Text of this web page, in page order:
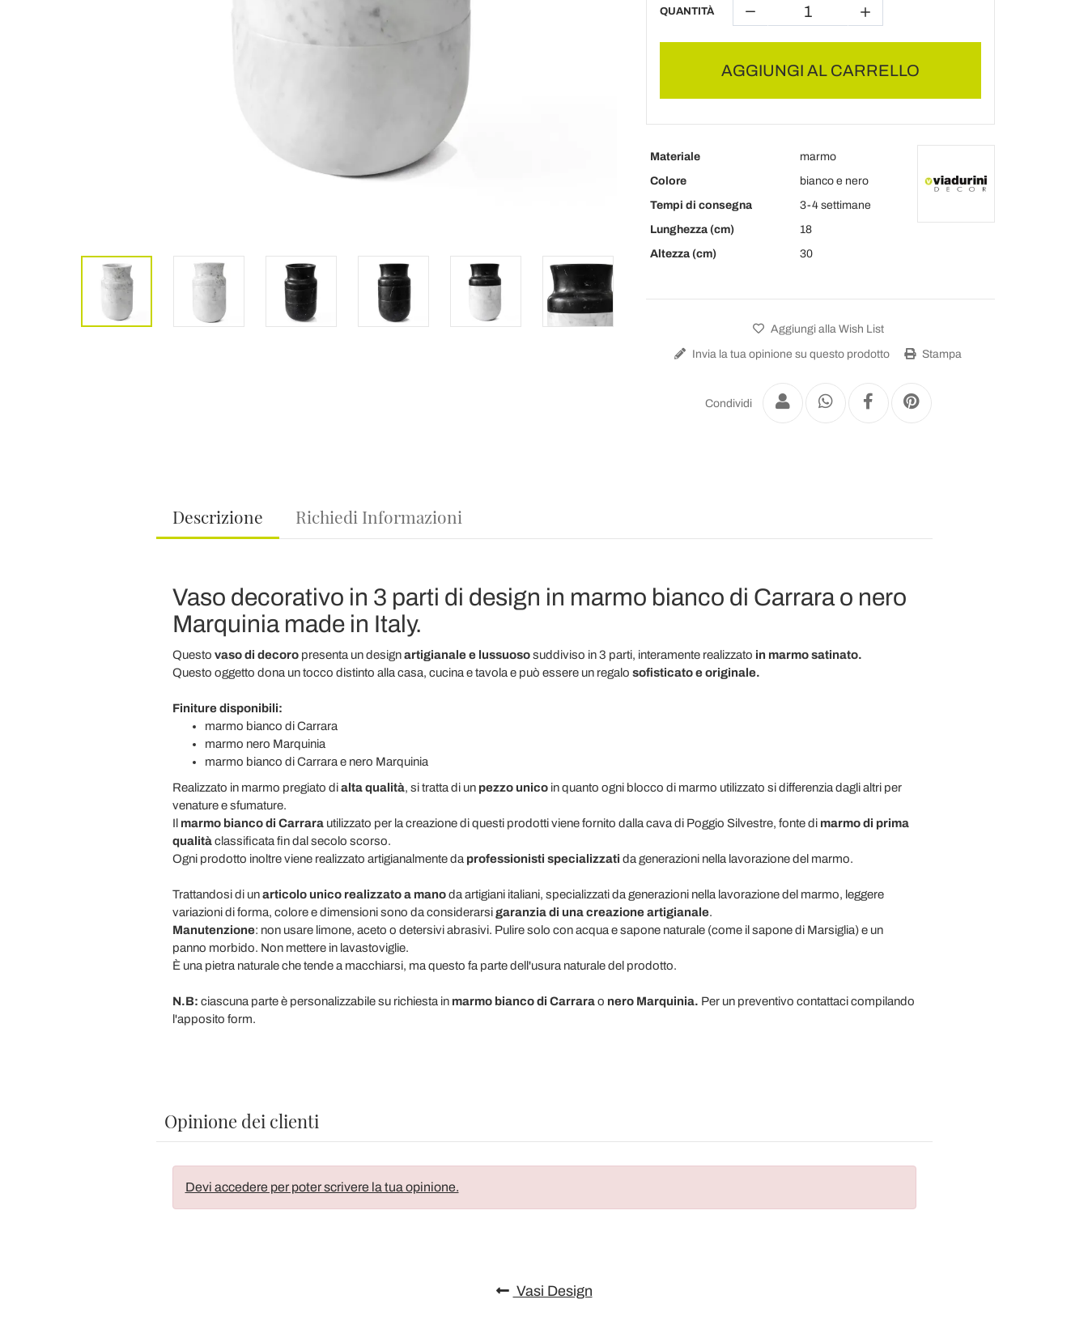
QUANTITÀ
AGGIUNGI AL CARRELLO
Materiale
marmo
Colore
bianco e nero
Tempi di consegna
3-4 settimane
Lunghezza (cm)
18
Altezza (cm)
30
Aggiungi alla Wish List
Invia la tua opinione su questo prodotto Stampa
Condividi
Descrizione Richiedi Informazioni
Vaso decorativo in 3 parti di design in marmo bianco di Carrara o nero
Marquinia made in Italy.
Questo vaso di decoropresenta un designartigianale e lussuososuddiviso in 3 parti, interamente realizzato in marmo satinato.
Questo oggetto dona un tocco distinto alla casa, cucina e tavola e può essere un regalo sofisticato e originale.
Finiture disponibili:
marmo bianco di Carrara
marmo nero Marquinia
marmo bianco di Carrara e nero Marquinia
Realizzato in marmo pregiato dialta qualità, si tratta di un pezzo unico in quanto ogni blocco di marmo utilizzato si differenzia dagli altri per
venature e sfumature.
Il marmo bianco di Carrarautilizzato per la creazione di questi prodotti viene fornito dalla cava di Poggio Silvestre, fonte di marmo di prima
qualitàclassificata fin dal secolo scorso.
Ogni prodotto inoltre viene realizzato artigianalmente da professionisti specializzati da generazioni nella lavorazione del marmo.
Trattandosi di unarticolo unico realizzato a manoda artigiani italiani, specializzati da generazioni nella lavorazione del marmo, leggere
variazioni di forma, colore e dimensioni sono da considerarsigaranzia di una creazione artigianale.
Manutenzione: non usare limone, aceto o detersivi abrasivi. Pulire solo con acqua e sapone naturale (come il sapone di Marsiglia) e un
panno morbido. Non mettere in lavastoviglie.
È una pietra naturale che tende a macchiarsi, ma questo fa parte dell'usura naturale del prodotto.
N.B: ciascuna parte è personalizzabile su richiesta in marmo bianco di Carrarao nero Marquinia. Per un preventivo contattaci compilando
l'apposito form.
Opinione dei clienti
Devi accedere per poter scrivere la tua opinione.
Vasi Design